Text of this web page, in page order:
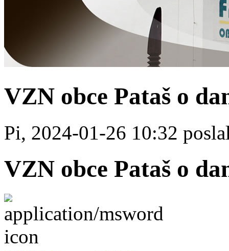
VZN obce Pataš o
Pi, 2024-01-26 10:32
VZN obce Pataš o